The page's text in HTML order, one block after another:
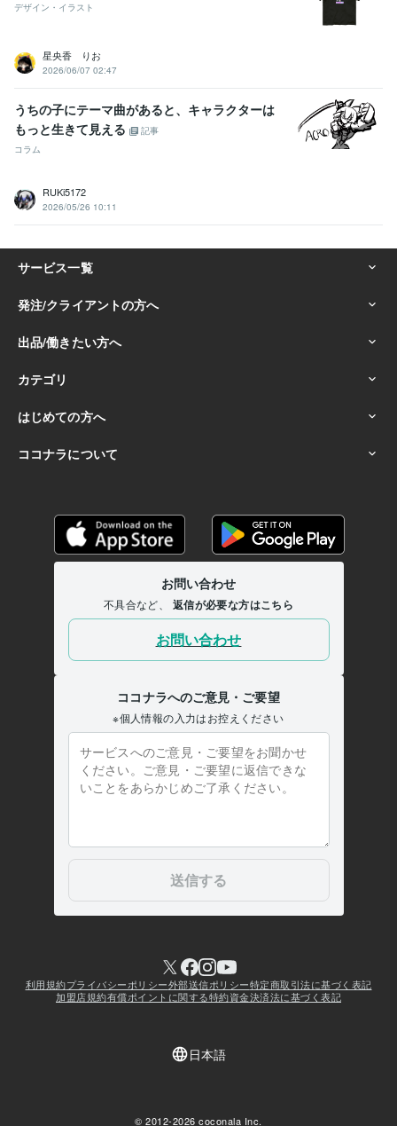
デザイン・イラスト
星央香 りお
2026/06/07 02:47
うちの子にテーマ曲があると、キャラクターは
もっと生きて見える
記事
コラム
RUKi5172
2026/05/26 10:11